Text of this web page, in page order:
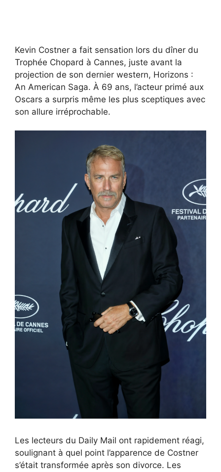
Kevin Costner a fait sensation lors du dîner du
Trophée Chopard à Cannes, juste avant la
projection de son dernier western, Horizons :
An American Saga. À 69 ans, l’acteur primé aux
Oscars a surpris même les plus sceptiques avec
son allure irréprochable.
Les lecteurs du Daily Mail ont rapidement réagi,
soulignant à quel point l’apparence de Costner
s’était transformée après son divorce. Les